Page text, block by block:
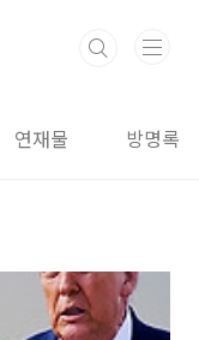
연재물 방명록